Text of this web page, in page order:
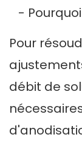
-
Pour
débit de